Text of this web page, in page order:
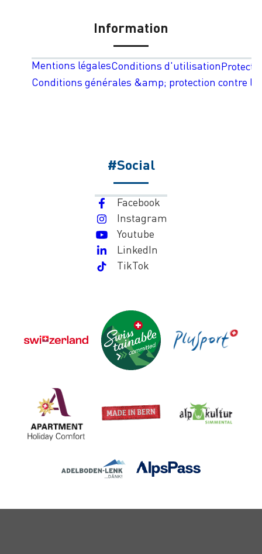
Information
Mentions légalesConditions d'utilisation
Conditions générales &amp; protection contre
#Social
Facebook
Instagram
Youtube
LinkedIn
TikTok